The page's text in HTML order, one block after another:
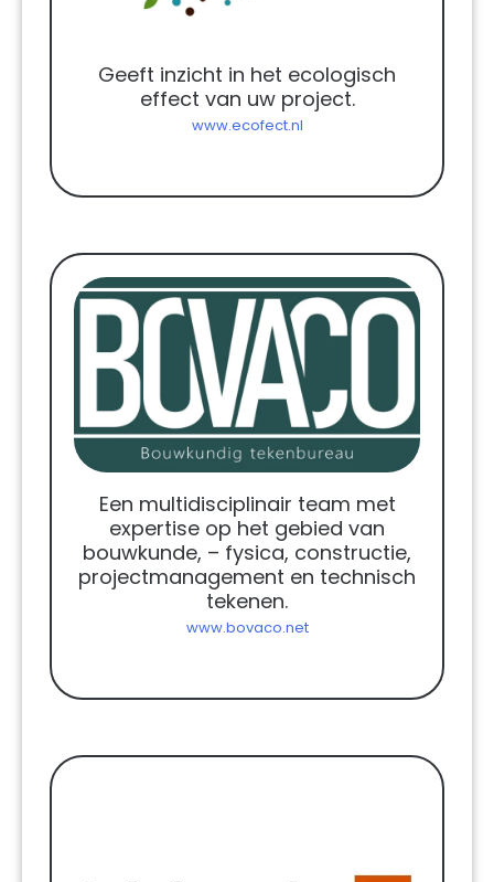
Geeft inzicht in het ecologisch
effect van uw project.
www.ecofect.nl
Een multidisciplinair team met
expertise op het gebied van
bouwkunde, – fysica, constructie,
projectmanagement en technisch
tekenen.
www.bovaco.net